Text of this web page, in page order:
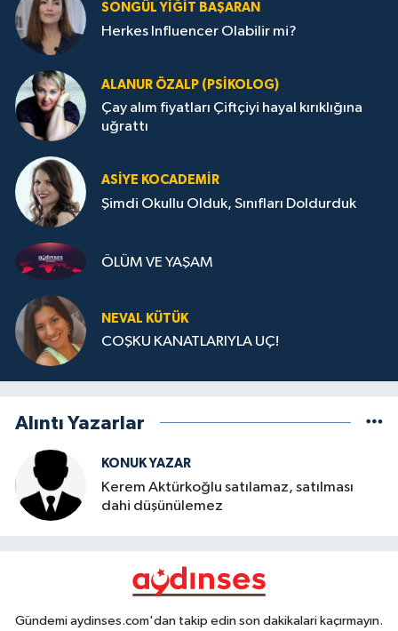
SONGÜL YIĞIT BAŞARAN
Herkes Influencer Olabilir mi?
ALANUR ÖZALP (PSIKOLOG)
Çay alım fiyatları Çiftçiyi hayal kırıklığına
uğrattı
ASIYE KOCADEMİR
Şimdi Okullu Olduk, Sınıfları Doldurduk
ÖLÜM VE YAŞAM
NEVAL KÜTÜK
COŞKU KANATLARIYLA UÇ!
Alıntı Yazarlar
KONUK YAZAR
Kerem Aktürkoğlu satılamaz, satılması
dahi düşünülemez
Gündemi aydinses.com'dan takip edin son dakikalari kaçırmayın.